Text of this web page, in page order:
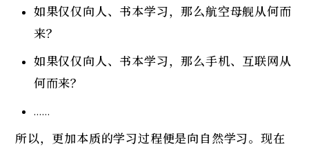
如果仅仅向人、书本学习，那么航空母舰从何而
来？
如果仅仅向人、书本学习，那么手机、互联网从
何而来？
……
所以，更加本质的学习过程便是向自然学习。现在